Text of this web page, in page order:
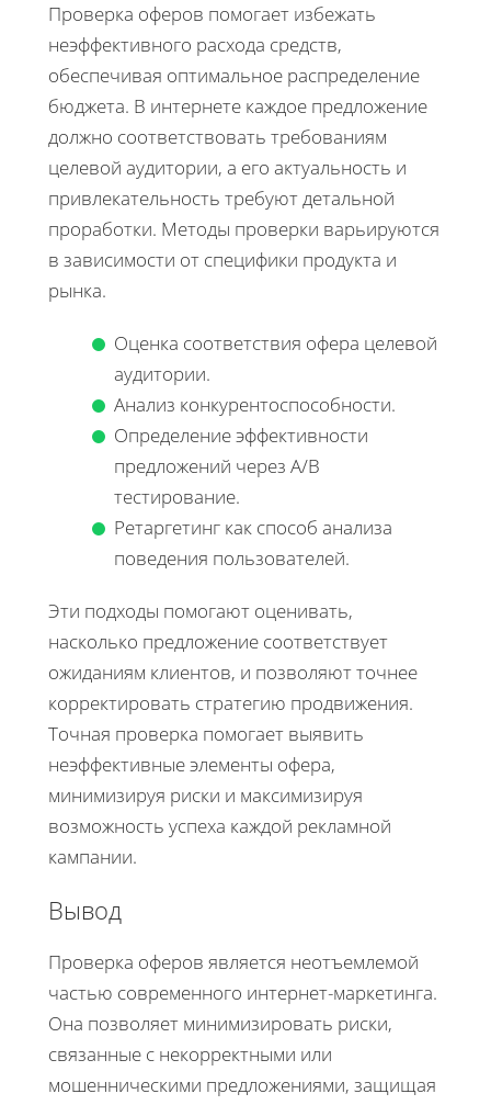
Проверка оферов помогает избежать
неэффективного расхода средств,
обеспечивая оптимальное распределение
бюджета. В интернете каждое предложение
должно соответствовать требованиям
целевой аудитории, а его актуальность и
привлекательность требуют детальной
проработки. Методы проверки варьируются
в зависимости от специфики продукта и
рынка.
Оценка соответствия офера целевой
аудитории.
Анализ конкурентоспособности.
Определение эффективности
предложений через A/B
тестирование.
Ретаргетинг как способ анализа
поведения пользователей.
Эти подходы помогают оценивать,
насколько предложение соответствует
ожиданиям клиентов, и позволяют точнее
корректировать стратегию продвижения.
Точная проверка помогает выявить
неэффективные элементы офера,
минимизируя риски и максимизируя
возможность успеха каждой рекламной
кампании.
Вывод
Проверка оферов является неотъемлемой
частью современного интернет-маркетинга.
Она позволяет минимизировать риски,
связанные с некорректными или
мошенническими предложениями, защищая